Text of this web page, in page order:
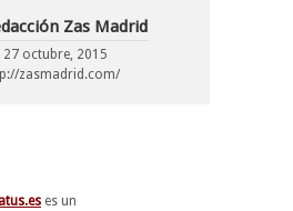
Zas Madrid
27 octubre, 2015
zasmadrid.com/
es un